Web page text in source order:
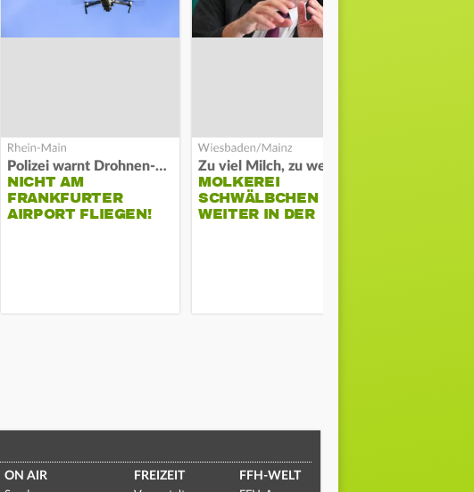
Polizei warnt Drohnen-Besitzer
NICHT AM
FRANKFURTER
AIRPORT FLIEGEN!
MOLKEREI
SCHWÄLBCHEN
WEITER IN DER
ON AIR FREIZEIT FFH-WELT